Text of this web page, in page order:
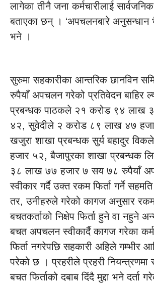
लागेका तीनै जना कर्मचारीलाई सार्वजनिक
बताएका छन् । ‘अपचलनबारे
भने ।
सुरुमा सहकारीका आन्तरिक छानविन
रुपैयाँ अपचलन गरेको प्रतिवेदन बाहिर
प्रबन्धक पाठकले २१ करोड ९४ लाख
४२, सुवेदीले २ करोड ८९ लाख ४७
खजुरा शाखा प्रबन्धक सुर्य बहादुर
हजार ५२, बैजापुरका शाखा प्रबन्धक
३८ लाख ७७ हजार ७ सय ७८ रुपैयाँ
स्वीकार गर्दै उक्त रकम फिर्ता गर्ने
तर, उनीहरुले गरेको कागज अनुसार रकम
बचतकर्ताको निक्षेप फिर्ता हुने वा नहुने
बचत अपचलन स्वीकार्दै कागज गरेका
फिर्ता नगरेपछि सहकारी अहिले गम्भीर
परेको छ । प्रहरीले प्रहरी नियन्त्रणमा
बचत फिर्ताको दबाब दिंदै मुद्दा भने दर्ता